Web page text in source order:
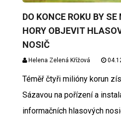
DO KONCE ROKU BY
HORY OBJEVIT
NOSIČ
Helena Zelená Křížová
Téměř čtyři milióny korun
Sázavou na pořízení a
informačních hlasových